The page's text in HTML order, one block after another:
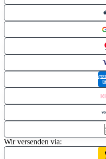
Wir versenden via: